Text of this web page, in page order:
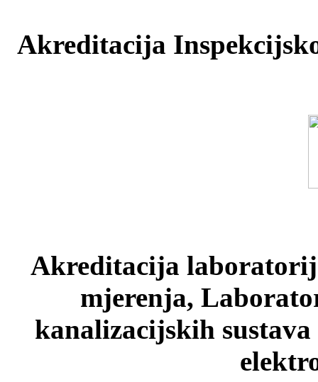
Akreditacija
Akreditacija
mjerenja,
kanalizacijskih